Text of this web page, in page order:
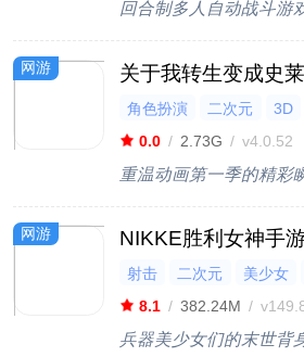
网游
角色扮演 二次元 3D
小说改编
0.0 / 2.73G / v4.0.52
网游 NIKKE胜利女神手
射击 二次元 美少女
末日
8.1 / 382.24M /
兵器美少女们的末世背